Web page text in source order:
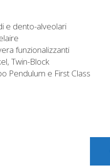
e dento-alveolari
funzionalizzanti
Twin-Block
Pendulum e First Class